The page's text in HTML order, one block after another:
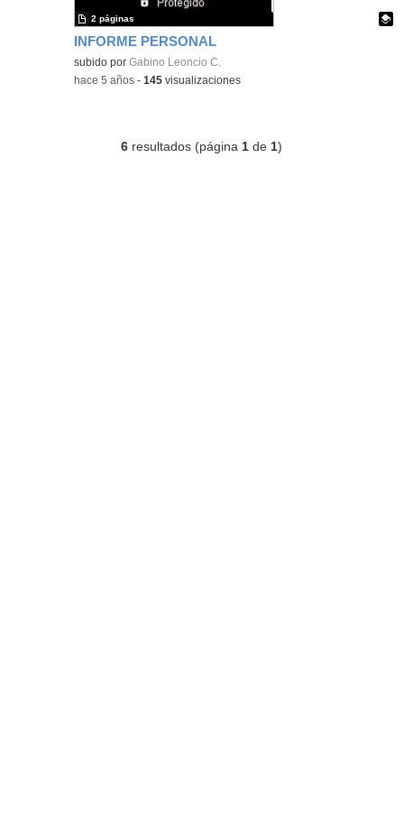
INFORME PERSONAL
Contenido educativo.
subido porGabino Leoncio C.
2 páginas
-hace 5 años -145 visualizaciones
6 resultados (página 1 de 1)